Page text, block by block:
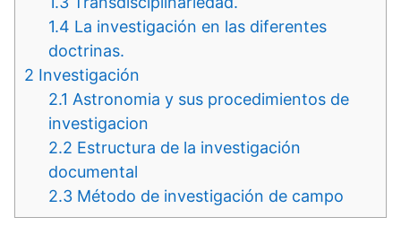
1.4 La investigación en las diferentes
doctrinas.
2 Investigación
2.1 Astronomia y sus procedimientos de
investigacion
2.2 Estructura de la investigación
documental
2.3 Método de investigación de campo